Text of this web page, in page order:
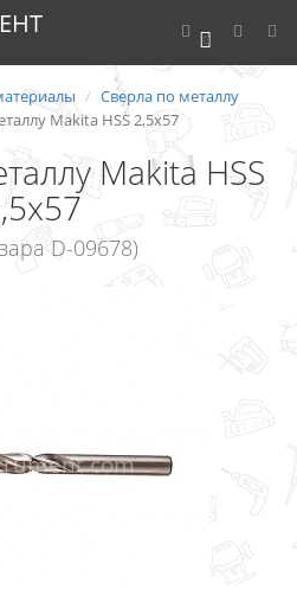
0
Сверла по металлу
Makita HSS 2,5x57
Makita HSS
D-09678)